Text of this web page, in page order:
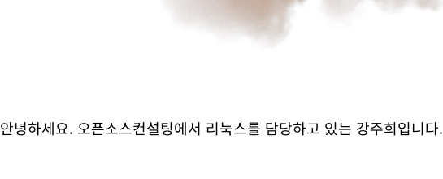
안녕하세요. 오픈소스컨설팅에서 리눅스를 담당하고 있는 강주희입니다.